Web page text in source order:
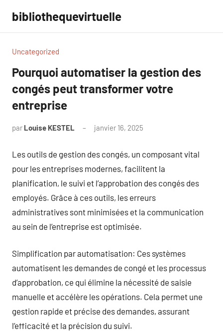
contenu
bibliothequevirtuelle
Uncategorized
Pourquoi automatiser la gestion des
congés peut transformer votre
entreprise
par Louise KESTEL janvier 16, 2025
Les outils de gestion des congés, un composant vital
pour les entreprises modernes, facilitent la
planification, le suivi et l’approbation des congés des
employés. Grâce à ces outils, les erreurs
administratives sont minimisées et la communication
au sein de l’entreprise est optimisée.
Simplification par automatisation: Ces systèmes
automatisent les demandes de congé et les processus
d’approbation, ce qui élimine la nécessité de saisie
manuelle et accélère les opérations. Cela permet une
gestion rapide et précise des demandes, assurant
l’efficacité et la précision du suivi.